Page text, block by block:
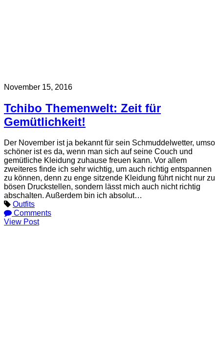
November 15, 2016
Tchibo Themenwelt: Zeit für
Gemütlichkeit!
Der November ist ja bekannt für sein Schmuddelwetter, umso
schöner ist es da, wenn man sich auf seine Couch und
gemütliche Kleidung zuhause freuen kann. Vor allem
zweiteres finde ich sehr wichtig, um auch richtig entspannen
zu können, denn zu enge sitzende Kleidung führt nicht nur zu
bösen Druckstellen, sondern lässt mich auch nicht richtig
abschalten. Außerdem bin ich absolut…
Outfits
Comments
View Post